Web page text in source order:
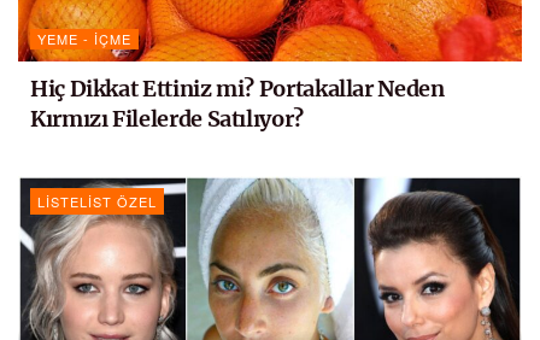
YEME - İÇME
Hiç Dikkat Ettiniz mi? Portakallar Neden
Kırmızı Filelerde Satılıyor?
LISTELIST ÖZEL